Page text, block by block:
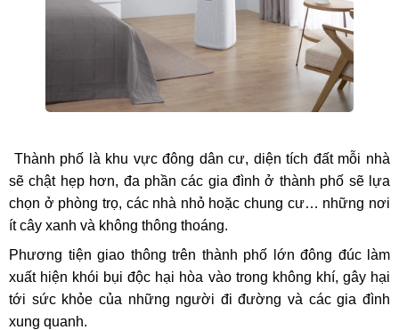
Thành phố là khu vực đông dân cư, diện tích đất mỗi nhà
sẽ chật hẹp hơn, đa phần các gia đình ở thành phố sẽ lựa
chọn ở phòng trọ, các nhà nhỏ hoặc chung cư… những nơi
ít cây xanh và không thông thoáng.
Phương tiện giao thông trên thành phố lớn đông đúc làm
xuất hiện khói bụi độc hại hòa vào trong không khí, gây hại
tới sức khỏe của những người đi đường và các gia đình
xung quanh.